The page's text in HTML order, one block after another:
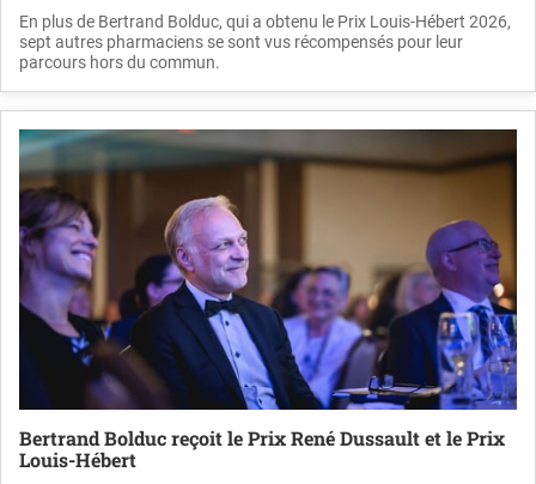
En plus de Bertrand Bolduc, qui a obtenu le Prix Louis-Hébert 2026,
sept autres pharmaciens se sont vus récompensés pour leur
parcours hors du commun.
Bertrand Bolduc reçoit le Prix René Dussault et le Prix
Louis-Hébert